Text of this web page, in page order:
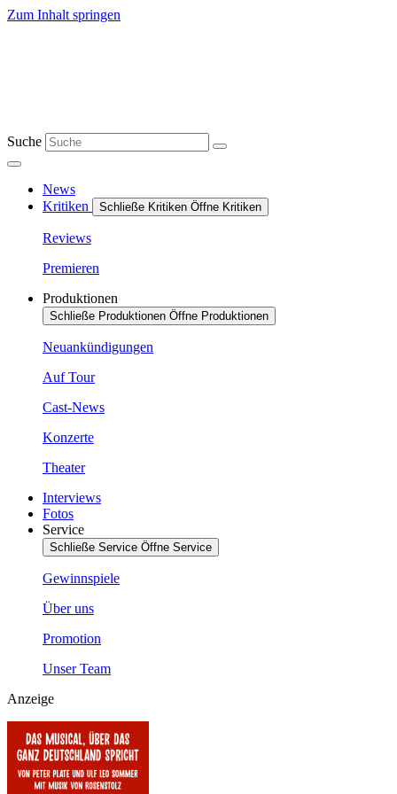
Zum Inhalt springen
Suche
News
Kritiken
Schließe Kritiken Öffne Kritiken
Reviews
Premieren
Produktionen
Schließe Produktionen Öffne Produktionen
Neuankündigungen
Auf Tour
Cast-News
Konzerte
Theater
Interviews
Fotos
Service
Schließe Service Öffne Service
Gewinnspiele
Über uns
Promotion
Unser Team
Anzeige